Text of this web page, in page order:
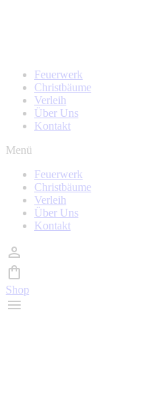
Feuerwerk
Christbäume
Verleih
Über Uns
Kontakt
Menü
Feuerwerk
Christbäume
Verleih
Über Uns
Kontakt
Shop